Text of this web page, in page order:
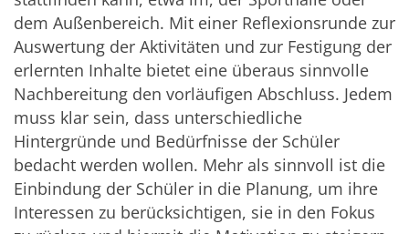
dem Außenbereich. Mit einer Reflexionsrunde zur
Auswertung der Aktivitäten und zur Festigung der
erlernten Inhalte bietet eine überaus sinnvolle
Nachbereitung den vorläufigen Abschluss. Jedem
muss klar sein, dass unterschiedliche
Hintergründe und Bedürfnisse der Schüler
bedacht werden wollen. Mehr als sinnvoll ist die
Einbindung der Schüler in die Planung, um ihre
Interessen zu berücksichtigen, sie in den Fokus